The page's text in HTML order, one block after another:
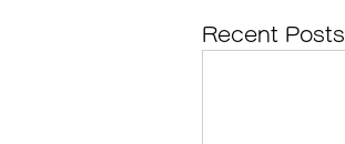
Recent Posts